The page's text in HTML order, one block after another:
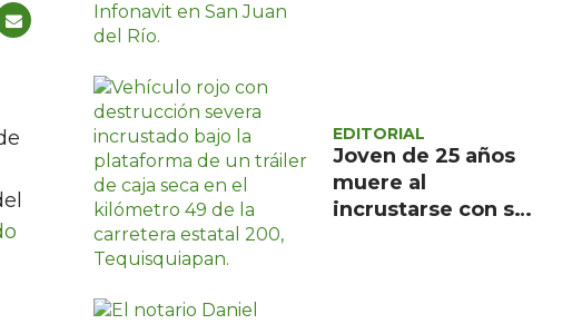
EDITORIAL
Joven de 25 años
muere al
incrustarse con su